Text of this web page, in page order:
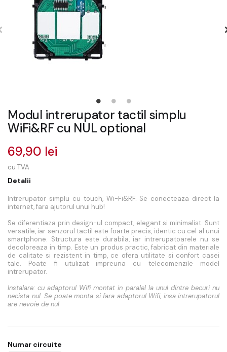
Modul intrerupator tactil simplu
WiFi&RF cu NUL optional
69,90 lei
cu TVA
Detalii
Intrerupator simplu cu touch, Wi-Fi&RF. Se conecteaza direct la
internet, fara ajutorul unui hub!
Se diferentiaza prin design-ul compact, elegant si minimalist. Sunt
versatile, iar senzorul tactil este foarte precis, identic cu cel al unui
smartphone. Structura este durabila, iar intrerupatoarele nu se
decoloreaza in timp. Este un produs practic, fabricat din materiale
de calitate si rezistent in timp, ce ofera utilitate si confort casei
tale. Poate fi utulizat impreuna cu telecomenzile model
intrerupator.
Instalare: cu adaptorul Wifi montat in paralel la unul dintre becuri nu
necista nul. Se poate monta si fara adaptorul Wifi, insa intrerupatorul
are nevoie de nul
Numar circuite